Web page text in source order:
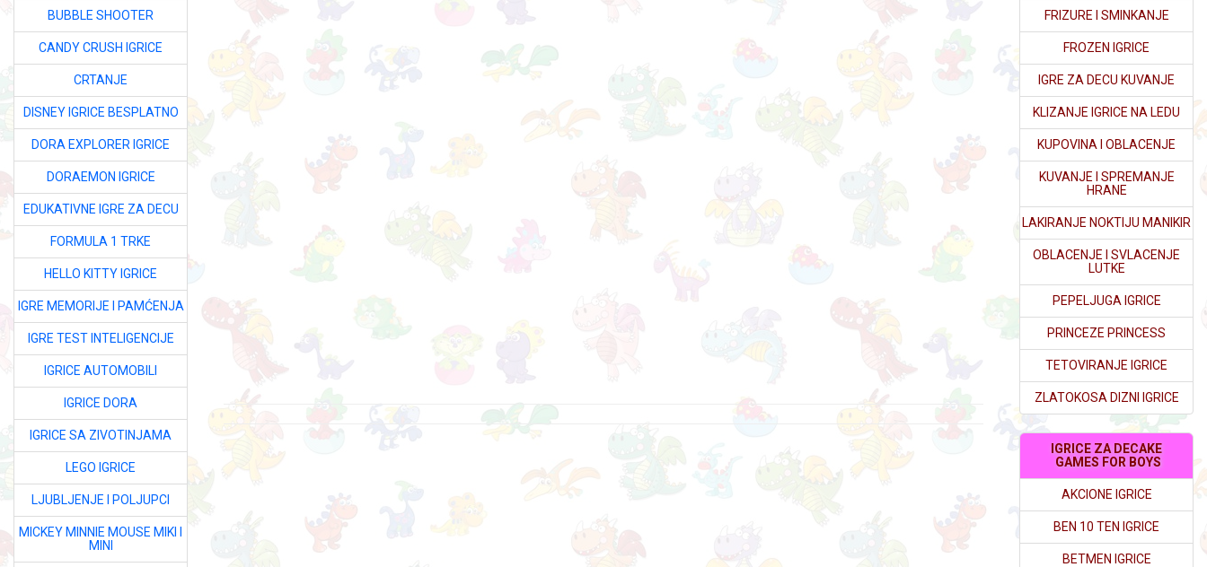
BUBBLE SHOOTER
CANDY CRUSH IGRICE
CRTANJE
DISNEY IGRICE BESPLATNO
DORA EXPLORER IGRICE
DORAEMON IGRICE
EDUKATIVNE IGRE ZA DECU
FORMULA 1 TRKE
HELLO KITTY IGRICE
IGRE MEMORIJE I PAMĆENJA
IGRE TEST INTELIGENCIJE
IGRICE AUTOMOBILI
IGRICE DORA
IGRICE SA ZIVOTINJAMA
LEGO IGRICE
LJUBLJENJE I POLJUPCI
MICKEY MINNIE MOUSE MIKI I
MINI
FRIZURE I SMINKANJE
FROZEN IGRICE
IGRE ZA DECU KUVANJE
KLIZANJE IGRICE NA LEDU
KUPOVINA I OBLACENJE
KUVANJE I SPREMANJE
HRANE
LAKIRANJE NOKTIJU MANIKIR
OBLACENJE I SVLACENJE
LUTKE
PEPELJUGA IGRICE
PRINCEZE PRINCESS
TETOVIRANJE IGRICE
ZLATOKOSA DIZNI IGRICE
IGRICE ZA DECAKE
GAMES FOR BOYS
AKCIONE IGRICE
BEN 10 TEN IGRICE
BETMEN IGRICE